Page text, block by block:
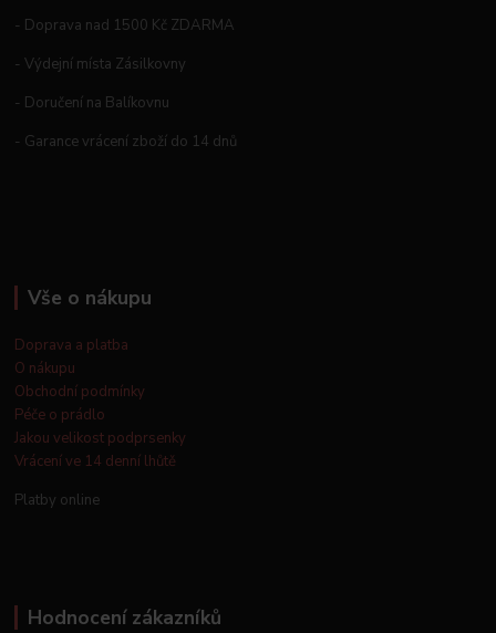
- Doprava nad 1500 Kč ZDARMA
- Výdejní místa Zásilkovny
- Doručení na Balíkovnu
- Garance vrácení zboží do 14 dnů
Vše o nákupu
Doprava a platba
O nákupu
Obchodní podmínky
Péče o prádlo
Jakou velikost podprsenky
Vrácení ve 14 denní lhůtě
Platby online
Hodnocení zákazníků